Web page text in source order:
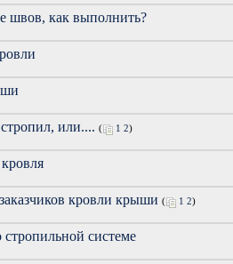
швов, как выполнить?
или.... ( 1 2)
кровли крыши ( 1 2)
системе